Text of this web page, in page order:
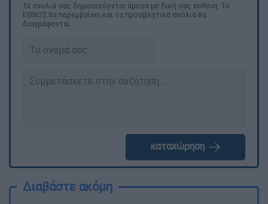
Τα σχολιά σας δημοσιεύονται άμεσα με δική σας ευθύνη. Το
ΕΘΝΟΣ θα παρεμβαίνει και τα προσβλητικά σχόλια θα
διαγράφονται
καταχώρηση
Διαβάστε ακόμη